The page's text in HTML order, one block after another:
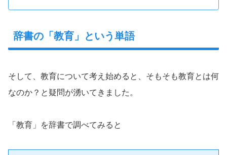
辞書の「教育」という単語
そして、教育について考え始めると、そもそも教育とは何
なのか？と疑問が湧いてきました。
「教育」を辞書で調べてみると